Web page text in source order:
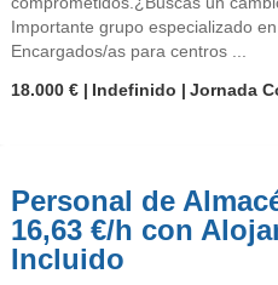
Importante grupo especializado
Encargados/as para centros ...
18.000 €
Indefinido Jornada
Personal de
16,63 €/h con
Incluido